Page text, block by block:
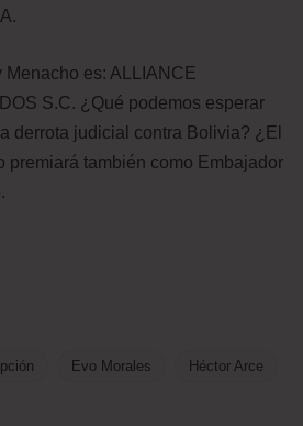
Menacho es: ALLIANCE
S.C. ¿Qué podemos esperar
derrota judicial contra Bolivia? ¿El
premiará también como Embajador
Evo Morales Héctor Arce